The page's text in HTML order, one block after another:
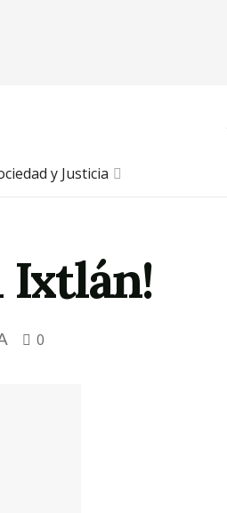
y Justicia
Ixtlán!
0